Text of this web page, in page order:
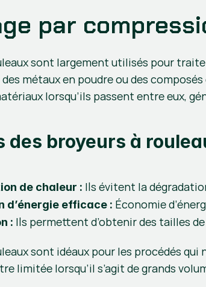
par
sont largement utilisés pour
métaux en poudre ou des
lorsqu’ils passent entre eux,
des broyeurs à
de chaleur : Ils évitent la
d’énergie efficace : Économie
: Ils permettent d’obtenir des tailles
sont idéaux pour les procédés
limitée lorsqu’il s’agit de grands